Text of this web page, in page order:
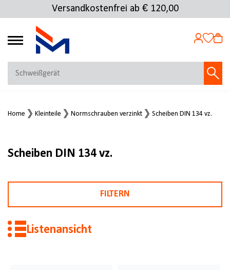
Versandkostenfrei ab € 120,00
4.72
MEIN KONTO
Jetzt anmelden
Jetzt registrieren
Home Kleinteile Normschrauben verzinkt Scheiben DIN 134 vz.
Scheiben DIN 134 vz.
FILTERN
Listenansicht